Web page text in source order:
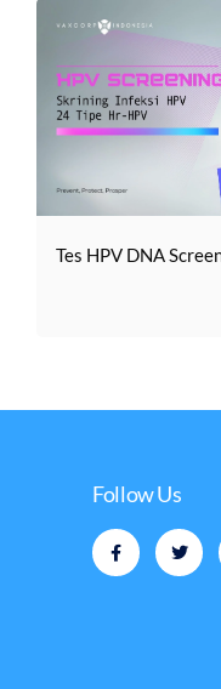
Tes HPV DNA
Follow Us